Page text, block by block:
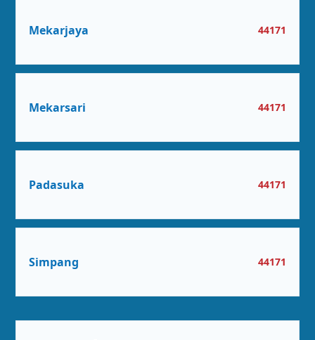
Mekarjaya 44171
Mekarsari 44171
Padasuka 44171
Simpang 44171